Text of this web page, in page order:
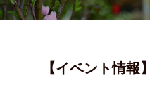
【イベント情報